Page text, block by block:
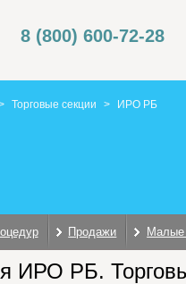
8 (800) 600-72-28
Торговые секции > ИРО РБ
Продажи Малые
ИРО РБ.